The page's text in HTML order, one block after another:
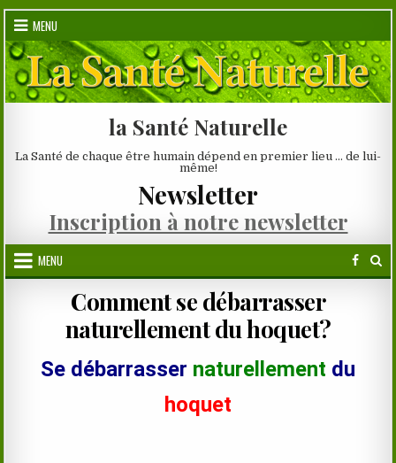
Skip
content
MENU
la Santé Naturelle
La Santé de chaque être humain dépend en premier lieu … de lui-
même!
Newsletter
Inscription à notre newsletter
MENU
Comment se débarrasser
naturellement du hoquet?
Se débarrasser naturellement du
hoquet